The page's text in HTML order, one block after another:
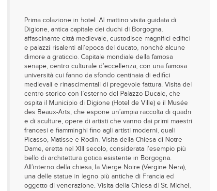
Prima colazione in hotel. Al mattino visita guidata di
Digione, antica capitale dei duchi di Borgogna,
affascinante città medievale, custodisce magnifici edifici
e palazzi risalenti all’epoca del ducato, nonché alcune
dimore a graticcio. Capitale mondiale della famosa
senape, centro culturale d’eccellenza, con una famosa
università cui fanno da sfondo centinaia di edifici
medievali e rinascimentali di pregevole fattura. Visita del
centro storico con l’esterno del Palazzo Ducale, che
ospita il Municipio di Digione (Hotel de Ville) e il Musée
des Beaux-Arts, che espone un’ampia raccolta di quadri
e di sculture, opere di artisti che vanno dai primi maestri
francesi e fiamminghi fino agli artisti moderni, quali
Picasso, Matisse e Rodin. Visita della Chiesa di Notre
Dame, eretta nel XIII secolo, considerata l’esempio più
bello di architettura gotica esistente in Borgogna.
All’interno della chiesa, la Vierge Noire (Vergine Nera),
una delle statue in legno più antiche di Francia ed
oggetto di venerazione. Visita della Chiesa di St. Michel,